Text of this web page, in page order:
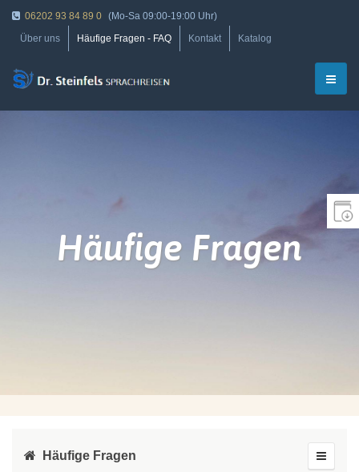
06202 93 84 89 0 (Mo-Sa 09:00-19:00 Uhr)
Über uns
Häufige Fragen - FAQ Kontakt Katalog
Häufige Fragen
Häufige Fragen